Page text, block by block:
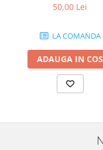
50,00 Lei
LA COMANDA
ADAUGA IN COS